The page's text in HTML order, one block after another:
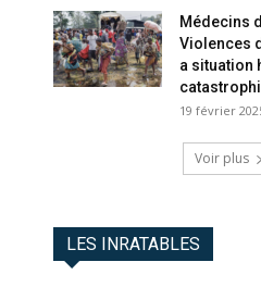
Médecins
Violences
a situation
19 février
Voir plus
LES INRATABLES